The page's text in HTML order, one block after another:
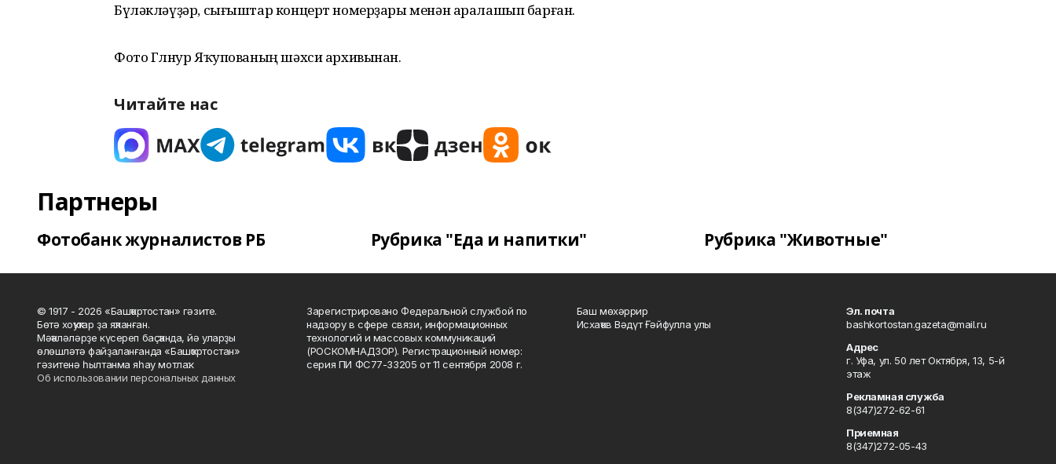
Бүләкләүҙәр, сығыштар концерт номерҙары менән аралашып барған.
Фото Гөлнур Яҡупованың шәхси архивынан.
Читайте нас
Партнеры
Фотобанк журналистов РБ Рубрика "Еда и напитки" Рубрика "Животные"
© 1917 - 2026 «Башҡортостан» гәзите.
Бөтә хоҡуҡтар ҙа яҡланған.
Мәҡәләләрҙе күсереп баҫҡанда, йә уларҙы
өлөшләтә файҙаланғанда «Башҡортостан»
гәзитенә һылтанма яһау мотлаҡ.
Об использовании персональных данных
Зарегистрировано Федеральной службой по
надзору в сфере связи, информационных
технологий и массовых коммуникаций
(РОСКОМНАДЗОР). Регистрационный номер:
серия ПИ ФС77-33205 от 11 сентября 2008 г.
Баш мөхәррир
Исхаҡов Вәдүт Ғәйфулла улы
Эл. почта
bashkortostan.gazeta@mail.ru
Адрес
г. Уфа, ул. 50 лет Октября, 13, 5-й
этаж
Рекламная служба
8(347)272-62-61
Приемная
8(347)272-05-43